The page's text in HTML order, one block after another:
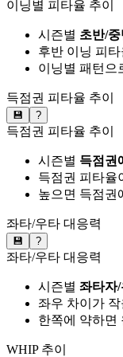
이닝별 피타율 추이
시즌별 초반/
후반 이닝 피
이닝별 패턴으
득점권 피타율 추이
💾 ?
득점권 피타율 추이
시즌별 득점권
득점권 피타율
높으면 득점권
좌타/우타 대응력
💾 ?
좌타/우타 대응력
시즌별 좌타자
좌우 차이가
한쪽에 약하면
WHIP 추이